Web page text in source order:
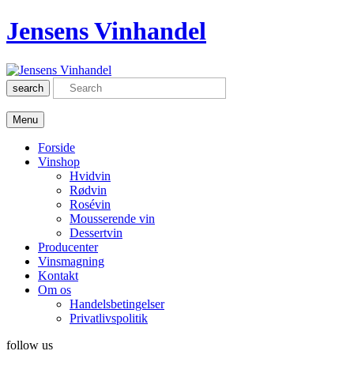
Jensens Vinhandel
search
Menu
Forside
Vinshop
Hvidvin
Rødvin
Rosévin
Mousserende vin
Dessertvin
Producenter
Vinsmagning
Kontakt
Om os
Handelsbetingelser
Privatlivspolitik
follow us